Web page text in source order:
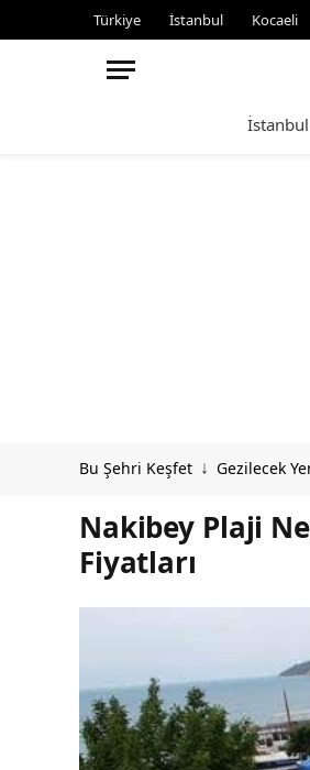
Türkiye İstanbul Kocaeli
Bu Şehri Keşfet ↓ Gezilecek
Nakibey Plaji
Fiyatları